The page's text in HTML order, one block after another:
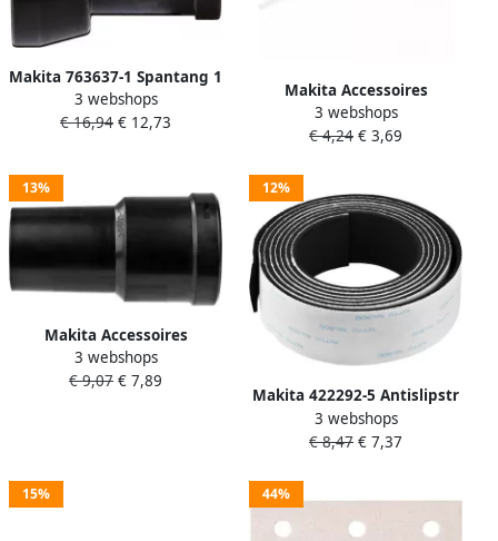
Makita 763637-1 Spantang 1
4" bovenfrees | Mtools
3 webshops
€ 16,94 € 12,73
Makita Accessoires
Blaasbalg 765009-6
3 webshops
€ 4,24 € 3,69
13%
Makita Accessoires
SLANGADAPTER |
MACHINEZIJDE 417307-1
3 webshops
€ 9,07 € 7,89
12%
Makita 422292-5 Antislipstr
1500mm 199141-8 | Mtools
3 webshops
€ 8,47 € 7,37
15% 44%